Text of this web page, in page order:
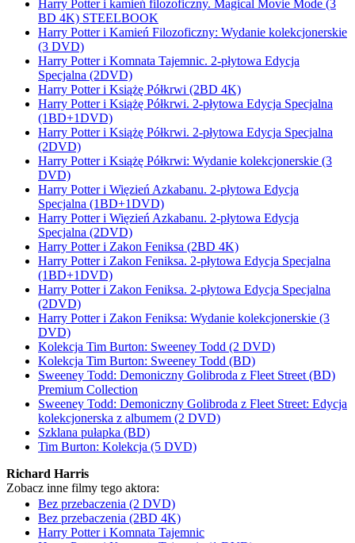
Harry Potter i kamień filozoficzny. Magical Movie Mode (3
BD 4K) STEELBOOK
Harry Potter i Kamień Filozoficzny: Wydanie kolekcjonerskie
(3 DVD)
Harry Potter i Komnata Tajemnic. 2-płytowa Edycja
Specjalna (2DVD)
Harry Potter i Książę Półkrwi (2BD 4K)
Harry Potter i Książę Półkrwi. 2-płytowa Edycja Specjalna
(1BD+1DVD)
Harry Potter i Książę Półkrwi. 2-płytowa Edycja Specjalna
(2DVD)
Harry Potter i Książę Półkrwi: Wydanie kolekcjonerskie (3
DVD)
Harry Potter i Więzień Azkabanu. 2-płytowa Edycja
Specjalna (1BD+1DVD)
Harry Potter i Więzień Azkabanu. 2-płytowa Edycja
Specjalna (2DVD)
Harry Potter i Zakon Feniksa (2BD 4K)
Harry Potter i Zakon Feniksa. 2-płytowa Edycja Specjalna
(1BD+1DVD)
Harry Potter i Zakon Feniksa. 2-płytowa Edycja Specjalna
(2DVD)
Harry Potter i Zakon Feniksa: Wydanie kolekcjonerskie (3
DVD)
Kolekcja Tim Burton: Sweeney Todd (2 DVD)
Kolekcja Tim Burton: Sweeney Todd (BD)
Sweeney Todd: Demoniczny Golibroda z Fleet Street (BD)
Premium Collection
Sweeney Todd: Demoniczny Golibroda z Fleet Street: Edycja
kolekcjonerska z albumem (2 DVD)
Szklana pułapka (BD)
Tim Burton: Kolekcja (5 DVD)
Richard Harris
Zobacz inne filmy tego aktora:
Bez przebaczenia (2 DVD)
Bez przebaczenia (2BD 4K)
Harry Potter i Komnata Tajemnic